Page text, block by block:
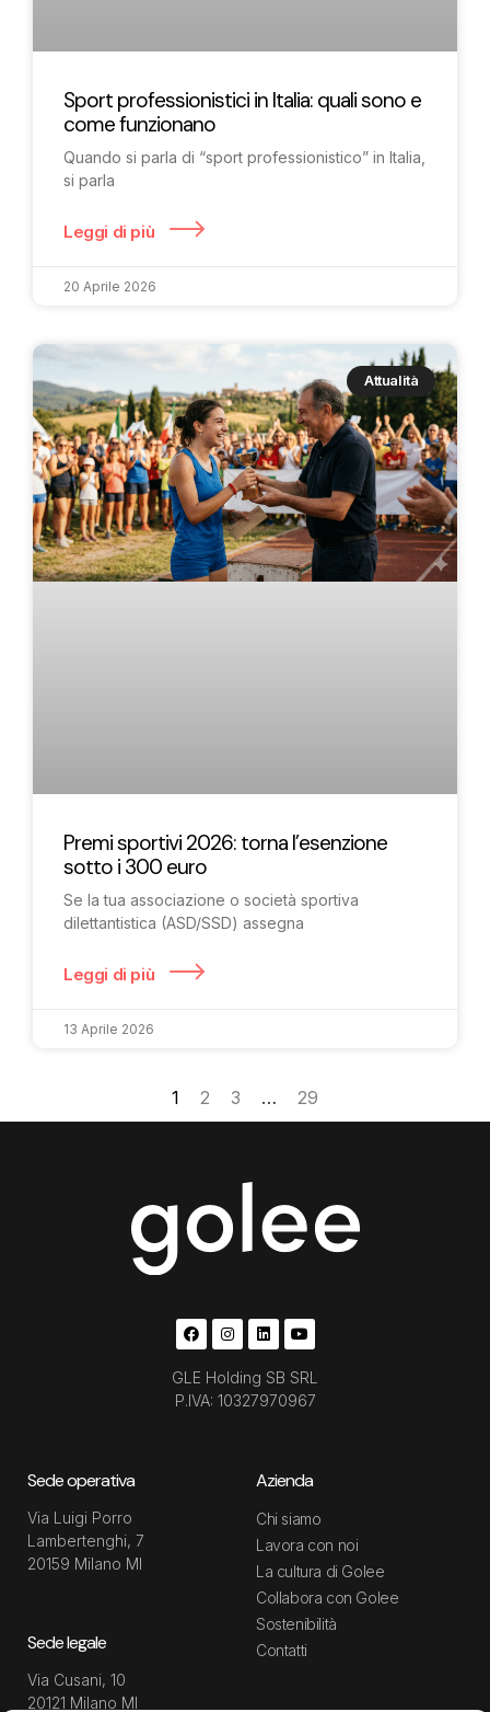
Sport professionistici in Italia: quali sono e
come funzionano
Quando si parla di “sport professionistico” in Italia,
si parla
Leggi di più
20 Aprile 2026
Attualità
Premi sportivi 2026: torna l’esenzione
sotto i 300 euro
Se la tua associazione o società sportiva
dilettantistica (ASD/SSD) assegna
Leggi di più
13 Aprile 2026
1 2 3 … 29
GLE Holding SB SRL
P.IVA: 10327970967
Sede operativa
Via Luigi Porro
Lambertenghi, 7
20159 Milano MI
Sede legale
Via Cusani, 10
20121 Milano MI
Azienda
Chi siamo
Lavora con noi
La cultura di Golee
Collabora con Golee
Sostenibilità
Contatti